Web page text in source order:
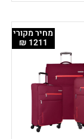
מחיר מקורי
1211 ₪